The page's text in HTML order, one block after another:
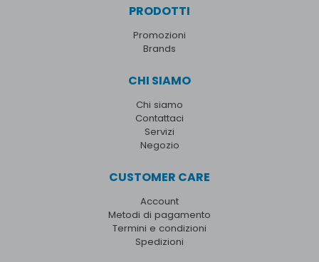
PRODOTTI
Promozioni
Brands
CHI SIAMO
Chi siamo
Contattaci
Servizi
Negozio
CUSTOMER CARE
Account
Metodi di pagamento
Termini e condizioni
Spedizioni